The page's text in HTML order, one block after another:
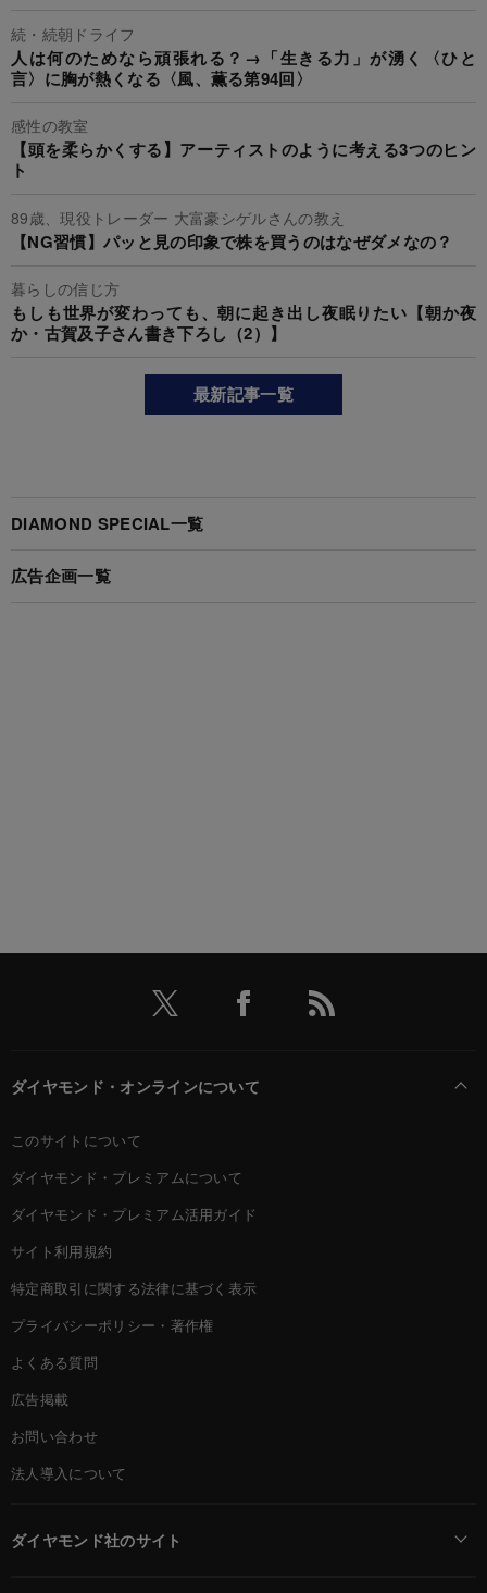
続・続朝ドライフ
人は何のためなら頑張れる？→「生きる力」が湧く〈ひと
言〉に胸が熱くなる〈風、薫る第94回〉
感性の教室
【頭を柔らかくする】アーティストのように考える3つのヒン
ト
89歳、現役トレーダー 大富豪シゲルさんの教え
【NG習慣】パッと見の印象で株を買うのはなぜダメなの？
暮らしの信じ方
もしも世界が変わっても、朝に起き出し夜眠りたい【朝か夜
か・古賀及子さん書き下ろし（2）】
最新記事一覧
DIAMOND SPECIAL一覧
広告企画一覧
ダイヤモンド・オンラインについて
このサイトについて
ダイヤモンド・プレミアムについて
ダイヤモンド・プレミアム活用ガイド
サイト利用規約
特定商取引に関する法律に基づく表示
プライバシーポリシー・著作権
よくある質問
広告掲載
お問い合わせ
法人導入について
ダイヤモンド社のサイト